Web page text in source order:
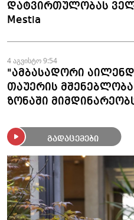
დატვირთულობას
Mestia
4 აგვისტო 9:54
"ამბასადორი
თაუერის
ზონაში
გადაცემები